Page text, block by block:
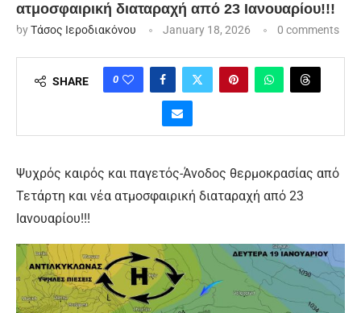
ατμοσφαιρική διαταραχή από 23 Ιανουαρίου!!!
byΤάσος Ιεροδιακόνου January 18, 2026 0 comments
SHARE 0
Ψυχρός καιρός και παγετός-Άνοδος θερμοκρασίας από
Τετάρτη και νέα ατμοσφαιρική διαταραχή από 23
Ιανουαρίου!!!